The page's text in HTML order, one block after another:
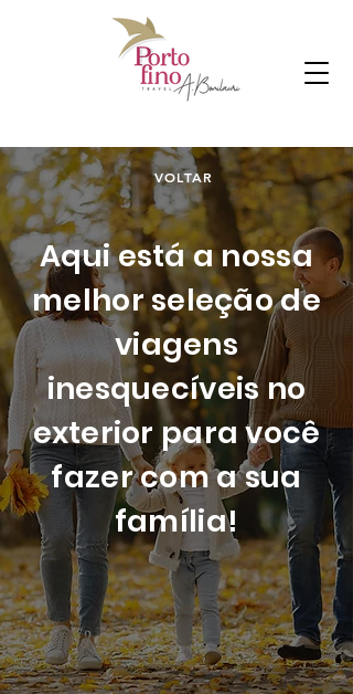
VOLTAR
Aqui está a nossa
melhor seleção de
viagens
inesquecíveis no
exterior para você
fazer com a sua
família!